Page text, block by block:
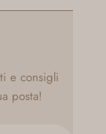
e consigli
posta!